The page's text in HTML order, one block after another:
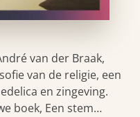
van der Braak,
van de religie, een
en zingeving.
boek, Een stem…